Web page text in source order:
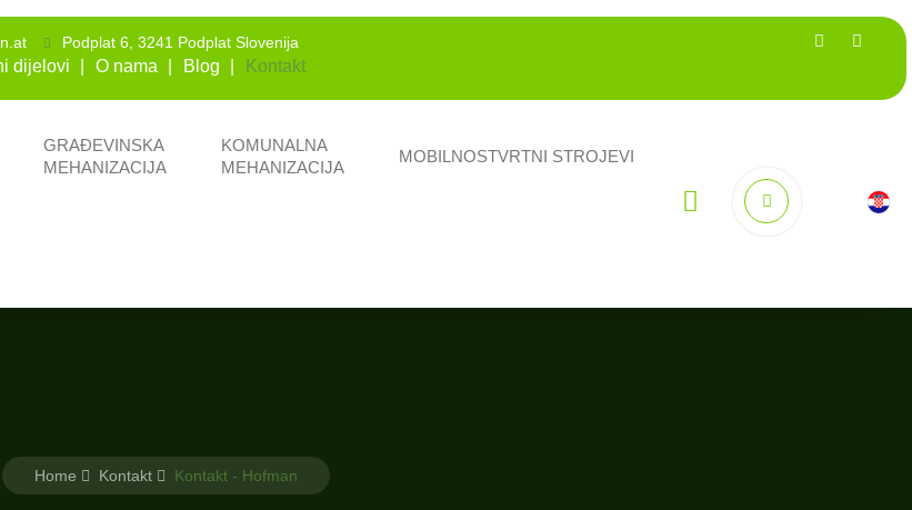
Podplat 6, 3241 Podplat Slovenija
dijelovi O nama Blog Kontakt
GRAĐEVINSKA
MEHANIZACIJA
KOMUNALNA
MEHANIZACIJA
MOBILNOSTVRTNI STROJEVI
Home Kontakt Kontakt - Hofman